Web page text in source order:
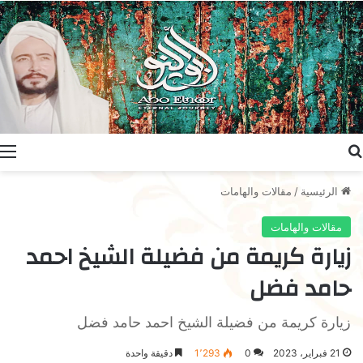
الرئيسية / مقالات والهامات
مقالات والهامات
زيارة كريمة من فضيلة الشيخ احمد
حامد فضل
زيارة كريمة من فضيلة الشيخ احمد حامد فضل
21 فبراير، 2023 0 1٬293 دقيقة واحدة